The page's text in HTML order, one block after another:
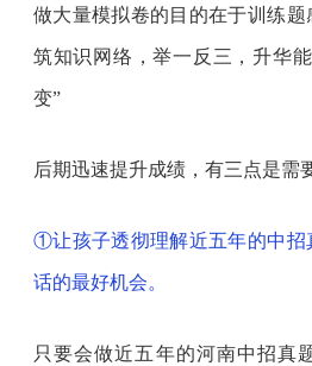
做大量模拟卷的目的在于训练
筑知识网络，举一反三，升华
变”
后期迅速提升成绩，有三点是需
①让孩子透彻理解近五年的中招
话的最好机会。
只要会做近五年的河南中招真